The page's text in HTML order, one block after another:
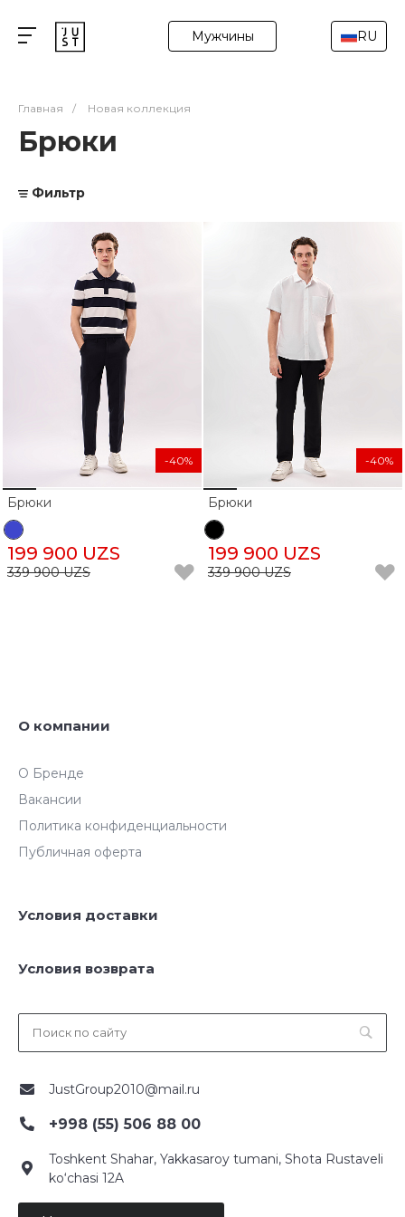
Мужчины RU
Главная / Новая коллекция
Брюки
Фильтр
Брюки
199 900 UZS
339 900 UZS
-40%
Брюки
199 900 UZS
339 900 UZS
-40%
О компании
О Бренде
Вакансии
Политика конфиденциальности
Публичная оферта
Условия доставки
Условия возврата
JustGroup2010@mail.ru
+998 (55) 506 88 00
Toshkent Shahar, Yakkasaroy tumani, Shota Rustaveli
ko‘chasi 12A